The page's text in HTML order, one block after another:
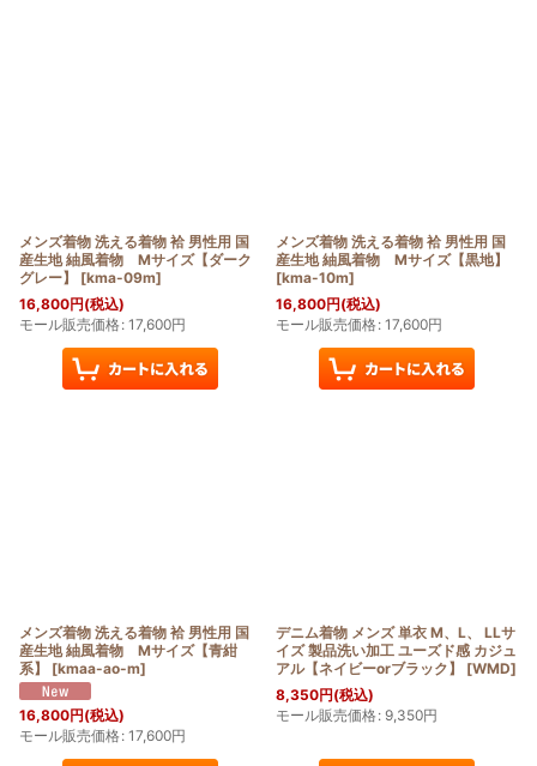
メンズ着物 洗える着物 袷 男性用 国
産生地 紬風着物 Mサイズ【ダーク
グレー】
[kma-09m]
16,800円(税込)
モール販売価格: 17,600円
メンズ着物 洗える着物 袷 男性用 国
産生地 紬風着物 Mサイズ【黒地】
[kma-10m]
16,800円(税込)
モール販売価格: 17,600円
メンズ着物 洗える着物 袷 男性用 国
産生地 紬風着物 Mサイズ【青紺
系】
[kmaa-ao-m]
16,800円(税込)
モール販売価格: 17,600円
デニム着物 メンズ 単衣 M、L、 LLサ
イズ 製品洗い加工 ユーズド感 カジュ
アル【ネイビーorブラック】
[WMD]
8,350円(税込)
モール販売価格: 9,350円